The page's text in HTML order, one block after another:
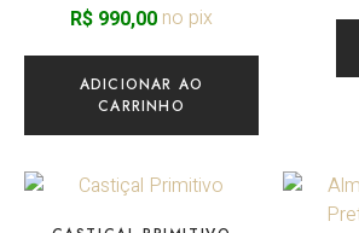
R$ 990,00 no pix
ADICIONAR AO
CARRINHO